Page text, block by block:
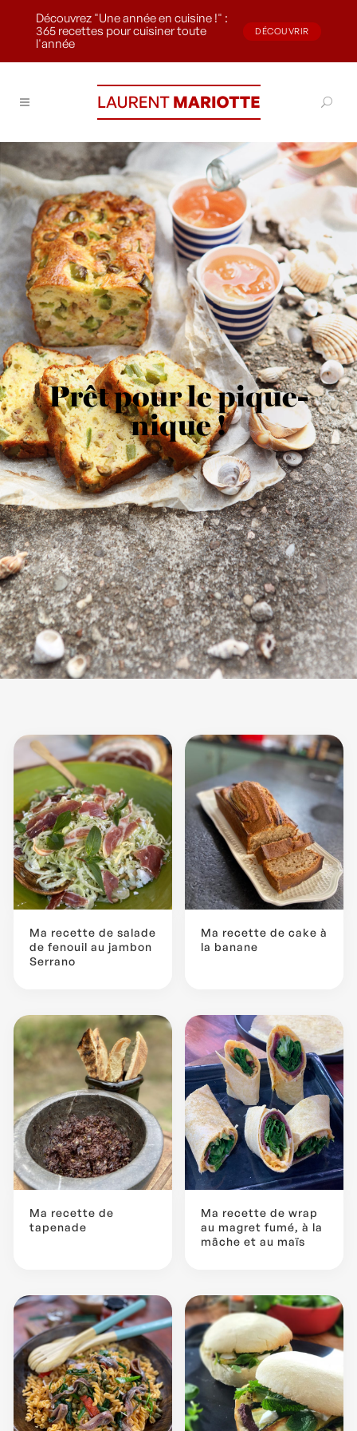
Découvrez "Une année en cuisine !" :
365 recettes pour cuisiner toute
l'année
DÉCOUVRIR
Prêt pour le pique-
nique !
Ma recette de salade
de fenouil au jambon
Serrano
Ma recette de cake à
la banane
Ma recette de
tapenade
Ma recette de wrap
au magret fumé, à la
mâche et au maïs